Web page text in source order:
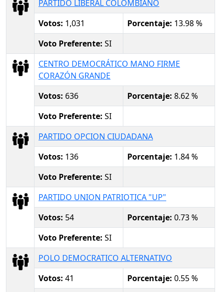
PARTIDO LIBERAL COLOMBIANO
Votos: 1,031 Porcentaje: 13.98 %
Voto Preferente: SI
CENTRO DEMOCRÁTICO MANO FIRME
CORAZÓN GRANDE
Votos: 636 Porcentaje: 8.62 %
Voto Preferente: SI
PARTIDO OPCION CIUDADANA
Votos: 136 Porcentaje: 1.84 %
Voto Preferente: SI
PARTIDO UNION PATRIOTICA "UP"
Votos: 54 Porcentaje: 0.73 %
Voto Preferente: SI
POLO DEMOCRATICO ALTERNATIVO
Votos: 41 Porcentaje: 0.55 %